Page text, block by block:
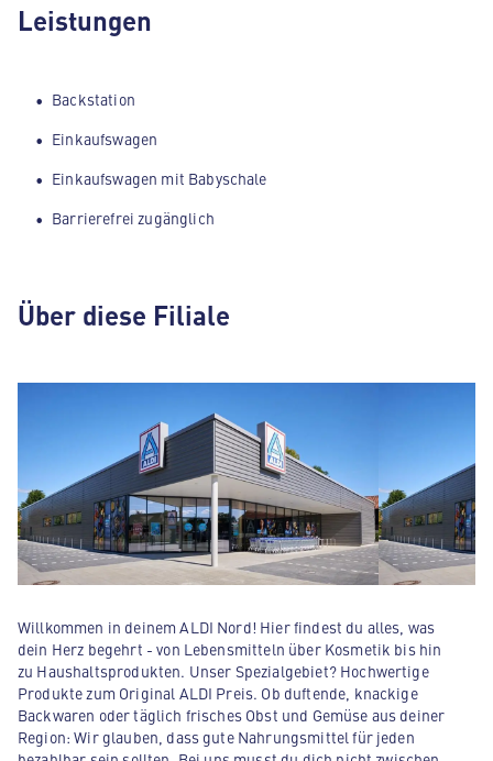
Leistungen
Backstation
Einkaufswagen
Einkaufswagen mit Babyschale
Barrierefrei zugänglich
Über diese Filiale
Willkommen in deinem ALDI Nord! Hier findest du alles, was
dein Herz begehrt - von Lebensmitteln über Kosmetik bis hin
zu Haushaltsprodukten. Unser Spezialgebiet? Hochwertige
Produkte zum Original ALDI Preis. Ob duftende, knackige
Backwaren oder täglich frisches Obst und Gemüse aus deiner
Region: Wir glauben, dass gute Nahrungsmittel für jeden